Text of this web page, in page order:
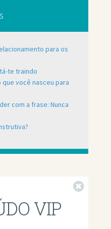
para os
te traindo
você nasceu para
com a frase: Nunca
VIP